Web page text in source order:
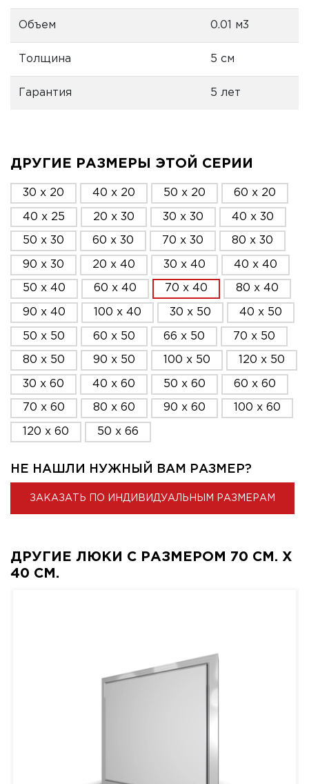
Объем 0.01 м3
Толщина 5 см
Гарантия 5 лет
ДРУГИЕ РАЗМЕРЫ ЭТОЙ СЕРИИ
30 x 20 40 x 20 50 x 20 60 x 20
40 x 25 20 x 30 30 x 30 40 x 30
50 x 30 60 x 30 70 x 30 80 x 30
90 x 30 20 x 40 30 x 40 40 x 40
50 x 40 60 x 40 70 x 40 80 x 40
90 x 40 100 x 40 30 x 50 40 x 50
50 x 50 60 x 50 66 x 50 70 x 50
80 x 50 90 x 50 100 x 50 120 x 50
30 x 60 40 x 60 50 x 60 60 x 60
70 x 60 80 x 60 90 x 60 100 x 60
120 x 60 50 x 66
НЕ НАШЛИ НУЖНЫЙ ВАМ РАЗМЕР?
ЗАКАЗАТЬ ПО ИНДИВИДУАЛЬНЫМ РАЗМЕРАМ
ДРУГИЕ ЛЮКИ С РАЗМЕРОМ 70 СМ. X
40 СМ.